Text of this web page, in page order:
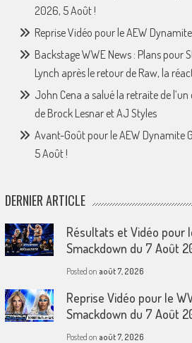
2026, 5 Août !
Reprise Vidéo pour le AEW
Backstage WWE News : Plans pour
Lynch après le retour de Raw, la
John Cena a salué la retraite de
de Brock Lesnar et AJ Styles
Avant-Goût pour le AEW Dynamite
5 Août !
DERNIER ARTICLE
Résultats et Vidéo pour
Smackdown du 7 Août
Posted on août 7, 2026
Reprise Vidéo pour le
Smackdown du 7 Août
Posted on août 7, 2026